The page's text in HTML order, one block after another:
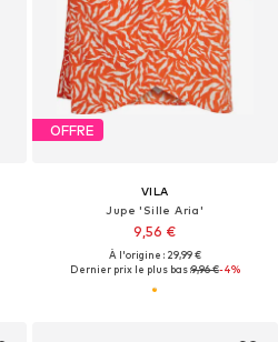
OFFRE
VILA
Jupe 'Sille Aria'
9,56 €
À l'origine : 29,99 €
Dernier prix le plus bas :9,96 €-4%